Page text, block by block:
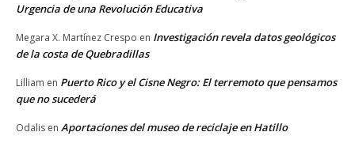
Urgencia de una Revolución Educativa
Megara X. Martínez Crespo en Investigación revela datos geológicos
de la costa de Quebradillas
Lilliam en Puerto Rico y el Cisne Negro: El terremoto que pensamos
que no sucederá
Odalis en Aportaciones del museo de reciclaje en Hatillo